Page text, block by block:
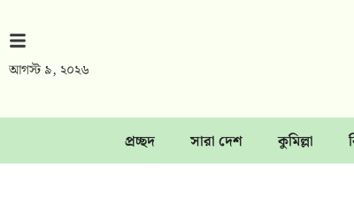
আগস্ট ৯, ২০২৬
প্রচ্ছদ সারা দেশ কুমিল্লা